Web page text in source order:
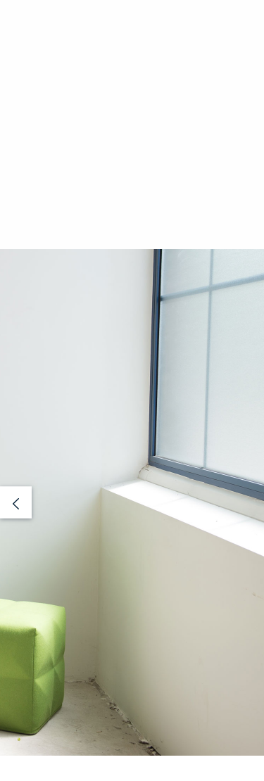
Previous